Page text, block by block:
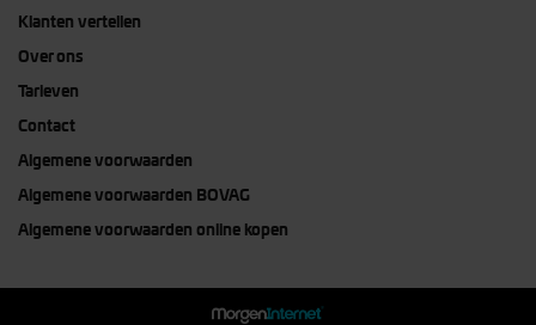
Klanten vertellen
Over ons
Tarieven
Contact
Algemene voorwaarden
Algemene voorwaarden BOVAG
Algemene voorwaarden online kopen